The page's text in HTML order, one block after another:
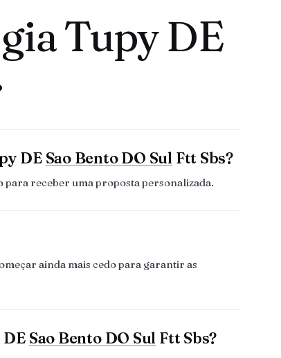
Tupy DE
DE Sao Bento DO Sul Ftt Sbs?
para receber uma proposta personalizada.
ainda mais cedo para garantir as
Sao Bento DO Sul Ftt Sbs?